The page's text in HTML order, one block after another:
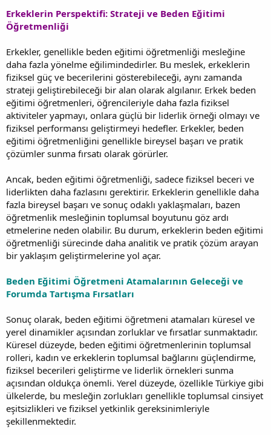
Erkeklerin Perspektifi: Strateji ve Beden Eğitimi
Öğretmenliği
Erkekler, genellikle beden eğitimi öğretmenliği mesleğine
daha fazla yönelme eğilimindedirler. Bu meslek, erkeklerin
fiziksel güç ve becerilerini gösterebileceği, aynı zamanda
strateji geliştirebileceği bir alan olarak algılanır. Erkek beden
eğitimi öğretmenleri, öğrencileriyle daha fazla fiziksel
aktiviteler yapmayı, onlara güçlü bir liderlik örneği olmayı ve
fiziksel performansı geliştirmeyi hedefler. Erkekler, beden
eğitimi öğretmenliğini genellikle bireysel başarı ve pratik
çözümler sunma fırsatı olarak görürler.
Ancak, beden eğitimi öğretmenliği, sadece fiziksel beceri ve
liderlikten daha fazlasını gerektirir. Erkeklerin genellikle daha
fazla bireysel başarı ve sonuç odaklı yaklaşmaları, bazen
öğretmenlik mesleğinin toplumsal boyutunu göz ardı
etmelerine neden olabilir. Bu durum, erkeklerin beden eğitimi
öğretmenliği sürecinde daha analitik ve pratik çözüm arayan
bir yaklaşım geliştirmelerine yol açar.
Beden Eğitimi Öğretmeni Atamalarının Geleceği ve
Forumda Tartışma Fırsatları
Sonuç olarak, beden eğitimi öğretmeni atamaları küresel ve
yerel dinamikler açısından zorluklar ve fırsatlar sunmaktadır.
Küresel düzeyde, beden eğitimi öğretmenlerinin toplumsal
rolleri, kadın ve erkeklerin toplumsal bağlarını güçlendirme,
fiziksel becerileri geliştirme ve liderlik örnekleri sunma
açısından oldukça önemli. Yerel düzeyde, özellikle Türkiye gibi
ülkelerde, bu mesleğin zorlukları genellikle toplumsal cinsiyet
eşitsizlikleri ve fiziksel yetkinlik gereksinimleriyle
şekillenmektedir.